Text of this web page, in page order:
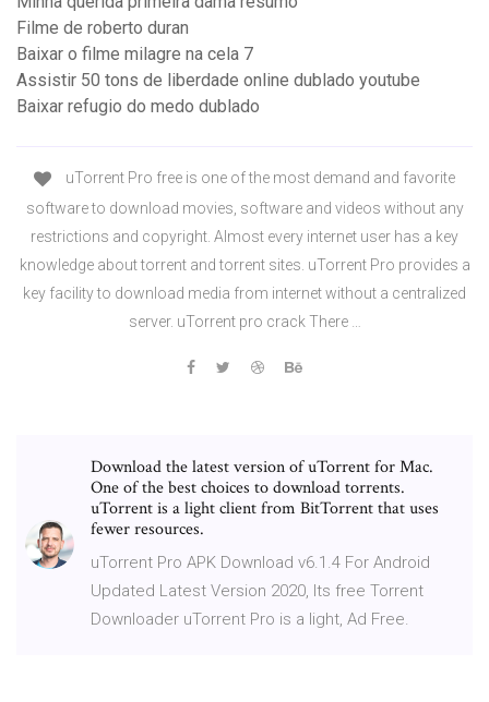
Filme de roberto duran
Baixar o filme milagre na cela 7
Assistir 50 tons de liberdade online dublado youtube
Baixar refugio do medo dublado
uTorrent Pro free is one of the most demand and favorite
software to download movies, software and videos without any
restrictions and copyright. Almost every internet user has a key
knowledge about torrent and torrent sites. uTorrent Pro provides a
key facility to download media from internet without a centralized
server. uTorrent pro crack There …
Download the latest version of uTorrent for Mac.
One of the best choices to download torrents.
uTorrent is a light client from BitTorrent that uses
fewer resources.
uTorrent Pro APK Download v6.1.4 For Android
Updated Latest Version 2020, Its free Torrent
Downloader uTorrent Pro is a light, Ad Free.